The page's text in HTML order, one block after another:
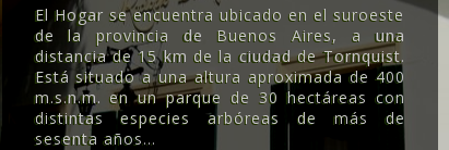
El Hogar se encuentra ubicado en el suroeste
de la provincia de Buenos Aires, a una
distancia de 15 km de la ciudad de Tornquist.
Está situado a una altura aproximada de 400
m.s.n.m. en un parque de 30 hectáreas con
distintas especies arbóreas de más de
sesenta años...